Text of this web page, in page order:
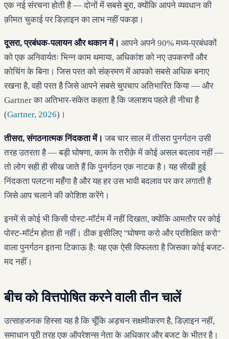
एक नई संरचना होती है — दोनों में सबसे बुरा, क्योंकि आपने व्यवधान की
क़ीमत चुकाई पर डिज़ाइन का लाभ नहीं पकड़ा।
दूसरा, प्रबंधक-पलायन और थकान में। आपने अपने 90% मध्य-प्रबंधकों
को एक अनिवार्यतः भिन्न काम थमाया, अधिकांश को नए उपकरणों और
कोचिंग के बिना। जिस परत को संक्रमण में आपको सबसे अधिक बनाए
रखना है, वही परत है जिसे आपने सबसे चुपचाप अतिभारित किया — और
Gartner का अतिभार-संकेत कहता है कि जलाशय पहले ही नीचा है
(Gartner, 2026)।
तीसरा, संगठनात्मक निंदकता में। जब चार साल में तीसरा पुनर्गठन उसी
तरह उतरता है — बड़ी घोषणा, काम के तरीक़े में कोई असल बदलाव नहीं —
तो लोग सही ही सीख जाते हैं कि पुनर्गठन एक नाटक है। यह सीखी हुई
निंदकता पलटना महँगा है और यह हर उस भावी बदलाव पर कर लगाती है
जिसे आप चलाने की कोशिश करेंगे।
इनमें से कोई भी किसी पोस्ट-मॉर्टम में नहीं दिखता, क्योंकि आमतौर पर कोई
पोस्ट-मॉर्टम होता ही नहीं। ठीक इसीलिए "घोषणा करो और प्रशिक्षित करो"
वाला पुनर्गठन इतना टिकाऊ है: यह एक ऐसी विफलता है जिसका कोई बजट-
मद नहीं।
बीच को वित्तपोषित करने वाली तीन चालें
उत्साहजनक हिस्सा यह है कि चूँकि अड़चन सक्षमीकरण है, डिज़ाइन नहीं,
समाधान पूरी तरह एक ऑपरेशन्स नेता के अधिकार और बजट के भीतर है।